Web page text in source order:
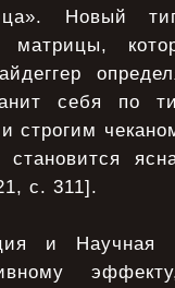
Новый
матрицы,
себя по
строгим
с. 311].
и Научная